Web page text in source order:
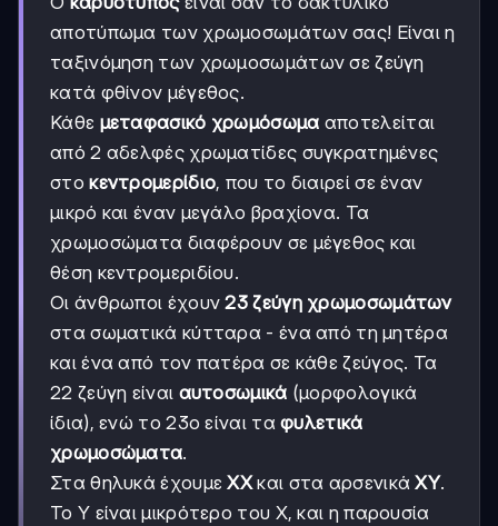
αποτύπωμα των χρωμοσωμάτων σας! Είναι η
ταξινόμηση των χρωμοσωμάτων σε ζεύγη
κατά φθίνον μέγεθος.
Κάθε μεταφασικό χρωμόσωμα αποτελείται
από 2 αδελφές χρωματίδες συγκρατημένες
στοκεντρομερίδιο, που το διαιρεί σε έναν
μικρό και έναν μεγάλο βραχίονα. Τα
χρωμοσώματα διαφέρουν σε μέγεθος και
θέση κεντρομεριδίου.
Οι άνθρωποι έχουν23 ζεύγη χρωμοσωμάτων
στα σωματικά κύτταρα - ένα από τη μητέρα
και ένα από τον πατέρα σε κάθε ζεύγος. Τα
22 ζεύγη είναι αυτοσωμικά (μορφολογικά
ίδια), ενώ το 23ο είναι ταφυλετικά
χρωμοσώματα.
Στα θηλυκά έχουμεXXκαι στα αρσενικάXY.
Το Y είναι μικρότερο του X, και η παρουσία